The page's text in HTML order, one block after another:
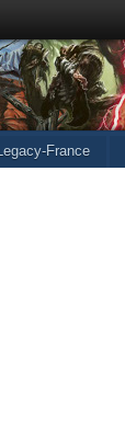
France